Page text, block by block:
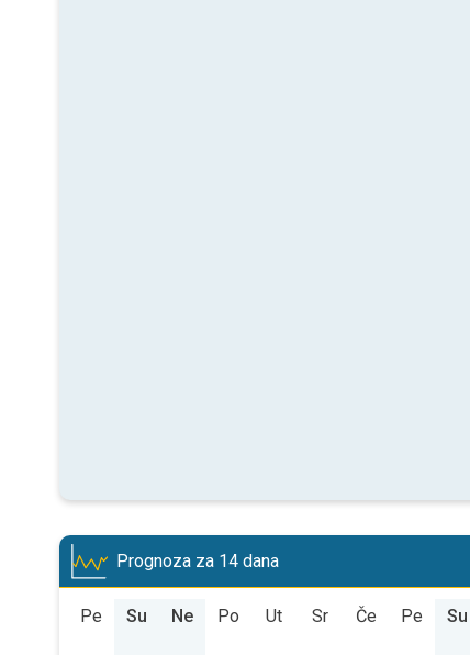
Prognoza za 14 dana
Pe Su Ne Po Ut Sr Če Pe Su